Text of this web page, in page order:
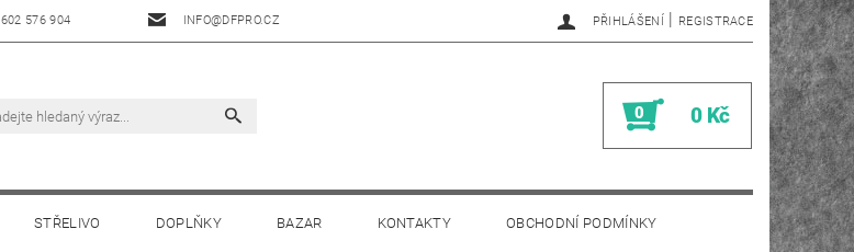
602 576 904 INFO@DFPRO.CZ PŘIHLÁŠENÍ | REGISTRACE
0 0 Kč
STŘELIVO DOPLŇKY BAZAR KONTAKTY OBCHODNÍ PODMÍNKY